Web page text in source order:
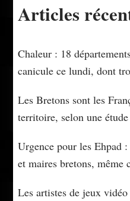
Articles
Chaleur : 18
canicule ce lundi, dont
Les Bretons sont les
territoire, selon une étude
Urgence pour les Ehpad
et maires bretons, même
Les artistes de jeux